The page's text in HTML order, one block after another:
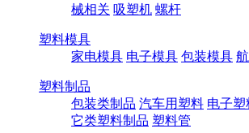
械相关 吸塑机 螺杆
塑料模具
家电模具 电子模具 包装模具
塑料制品
包装类制品 汽车用塑料 电子塑
它类塑料制品 塑料管